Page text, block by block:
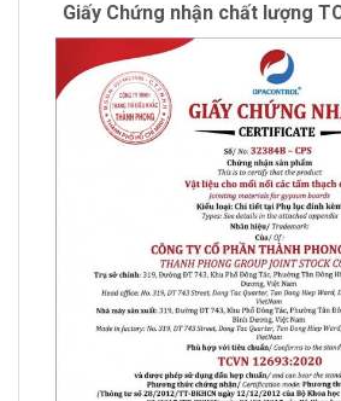
Giấy Chứng nhận chất lượng